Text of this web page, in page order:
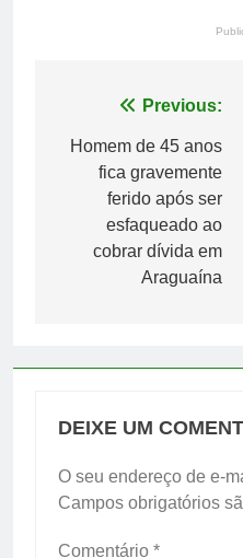
Navegação
de
Post
Previous:
Homem de 45 anos
fica gravemente
ferido após ser
esfaqueado ao
cobrar dívida em
Araguaína
DEIXE UM
O seu endereço de e-
Campos obrigatórios
Comentário *